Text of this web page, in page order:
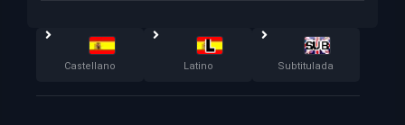
Castellano Latino Subtitulada